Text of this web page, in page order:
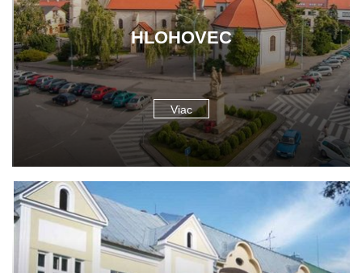
HLOHOVEC
Viac